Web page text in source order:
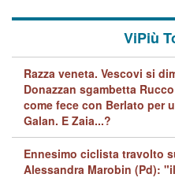
ViPiù
Razza veneta. Vescovi si
Donazzan sgambetta
come fece con Berlato per
Galan. E Zaia...?
Ennesimo ciclista travolto
Alessandra Marobin (Pd):